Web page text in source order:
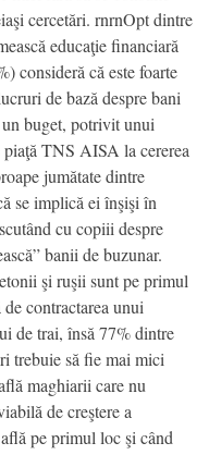
cercetări. rnrnOpt dintre
educaţie financiară
consideră că este foarte
de bază despre bani
buget, potrivit unui
TNS AISA la cererea
jumătate dintre
se implică ei înşişi în
cu copiii despre
banii de buzunar.
şi ruşii sunt pe primul
contractarea unui
de trai, însă 77% dintre
trebuie să fie mai mici
maghiarii care nu
de creştere a
pe primul loc şi când